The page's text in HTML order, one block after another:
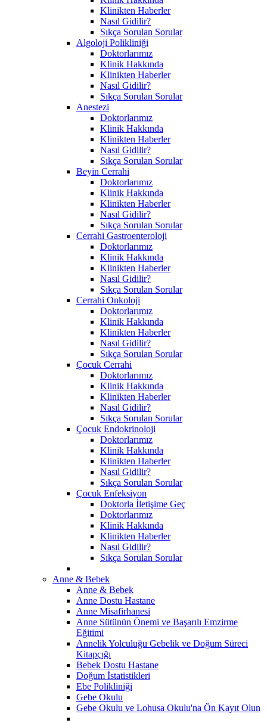
Klinikten Haberler
Nasıl Gidilir?
Sıkça Sorulan Sorular
Algoloji Polikliniği
Doktorlarımız
Klinik Hakkında
Klinikten Haberler
Nasıl Gidilir?
Sıkça Sorulan Sorular
Anestezi
Doktorlarımız
Klinik Hakkında
Klinikten Haberler
Nasıl Gidilir?
Sıkça Sorulan Sorular
Beyin Cerrahi
Doktorlarımız
Klinik Hakkında
Klinikten Haberler
Nasıl Gidilir?
Sıkça Sorulan Sorular
Cerrahi Gastroenteroloji
Doktorlarımız
Klinik Hakkında
Klinikten Haberler
Nasıl Gidilir?
Sıkça Sorulan Sorular
Cerrahi Onkoloji
Doktorlarımız
Klinik Hakkında
Klinikten Haberler
Nasıl Gidilir?
Sıkça Sorulan Sorular
Çocuk Cerrahi
Doktorlarımız
Klinik Hakkında
Klinikten Haberler
Nasıl Gidilir?
Sıkça Sorulan Sorular
Çocuk Endokrinoloji
Doktorlarımız
Klinik Hakkında
Klinikten Haberler
Nasıl Gidilir?
Sıkça Sorulan Sorular
Çocuk Enfeksiyon
Doktorla İletişime Geç
Doktorlarımız
Klinik Hakkında
Klinikten Haberler
Nasıl Gidilir?
Sıkça Sorulan Sorular
Anne & Bebek
Anne & Bebek
Anne Dostu Hastane
Anne Misafirhanesi
Anne Sütünün Önemi ve Başarılı Emzirme
Eğitimi
Annelik Yolculuğu Gebelik ve Doğum Süreci
Kitapçığı
Bebek Dostu Hastane
Doğum İstatistikleri
Ebe Polikliniği
Gebe Okulu
Gebe Okulu ve Lohusa Okulu'na Ön Kayıt Olun